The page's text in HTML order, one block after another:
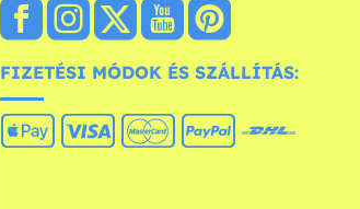
FIZETÉSI MÓDOK ÉS SZÁLLÍTÁS: